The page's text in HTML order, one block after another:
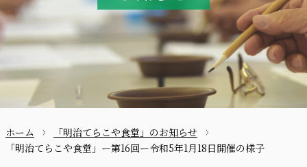
ギャラリー
お知らせ
お問合せ
ホーム
「明治てらこや食堂」のお知らせ
「明治てらこや食堂」ー第16回ー令和5年1月18日開催の様子